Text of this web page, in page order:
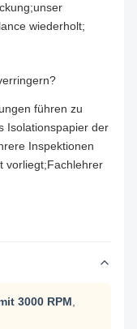
wiederholt;
führen zu
Isolationspapier der
Inspektionen
vorliegt;Fachlehrer
3000 RPM,